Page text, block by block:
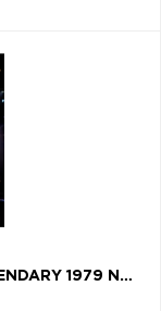
BRUCE SPRINGSTEEN, VINYL THE LEGENDARY 1979 NO NUKES CONCERTS